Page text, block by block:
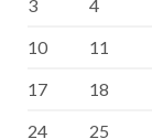
3 4
10
11
17
18
24
25